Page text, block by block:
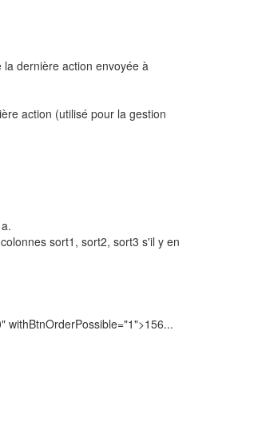
dernière action envoyée à
action (utilisé pour la gestion
sort1, sort2, sort3 s'il y en
withBtnOrderPossible="1">156...